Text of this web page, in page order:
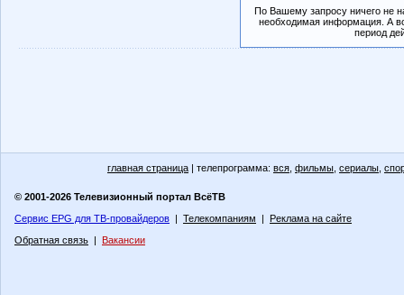
По Вашему запросу ничего не
необходимая информация. А
период
главная страница | телепрограмма: вся фильмы сериалы
© 2001-2026 Телевизионный портал ВсёТВ
Сервис EPG для ТВ-провайдеров | Телекомпаниям | Реклама на сайте
Обратная связь | Вакансии